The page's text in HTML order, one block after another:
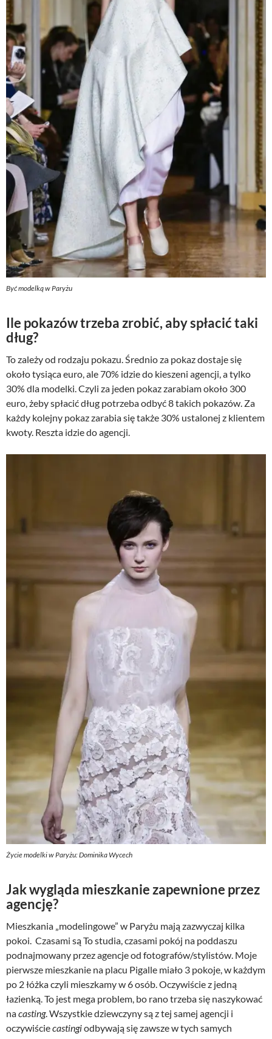
Być modelką w Paryżu
Ile pokazów trzeba zrobić, aby spłacić taki
dług?
To zależy od rodzaju pokazu. Średnio za pokaz dostaje się
około tysiąca euro, ale 70% idzie do kieszeni agencji, a tylko
30% dla modelki. Czyli za jeden pokaz zarabiam około 300
euro, żeby spłacić dług potrzeba odbyć 8 takich pokazów. Za
każdy kolejny pokaz zarabia się także 30% ustalonej z klientem
kwoty. Reszta idzie do agencji.
Życie modelki w Paryżu: Dominika Wycech
Jak wygląda mieszkanie zapewnione przez
agencję?
Mieszkania „modelingowe” w Paryżu mają zazwyczaj kilka
pokoi. Czasami są To studia, czasami pokój na poddaszu
podnajmowany przez agencje od fotografów/stylistów. Moje
pierwsze mieszkanie na placu Pigalle miało 3 pokoje, w każdym
po 2 łóżka czyli mieszkamy w 6 osób. Oczywiście z jedną
łazienką. To jest mega problem, bo rano trzeba się naszykować
nacasting. Wszystkie dziewczyny są z tej samej agencji i
oczywiściecastingiodbywają się zawsze w tych samych